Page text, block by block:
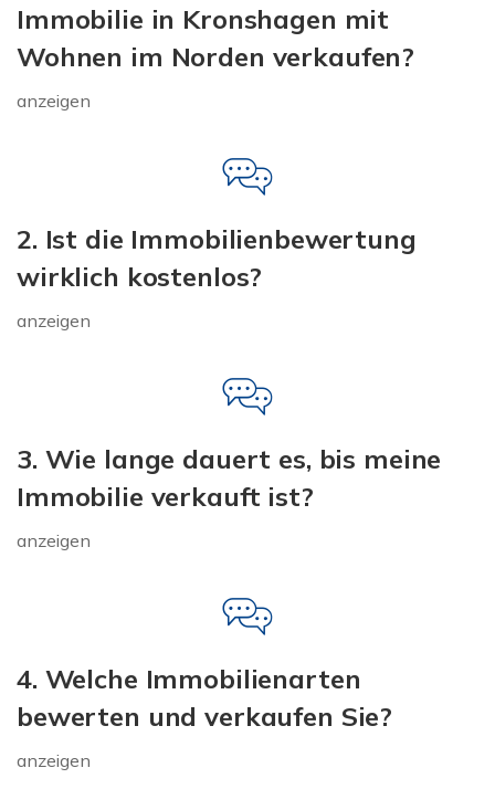
Immobilie in Kronshagen mit
Wohnen im Norden verkaufen?
anzeigen
2. Ist die Immobilienbewertung
wirklich kostenlos?
anzeigen
3. Wie lange dauert es, bis meine
Immobilie verkauft ist?
anzeigen
4. Welche Immobilienarten
bewerten und verkaufen Sie?
anzeigen